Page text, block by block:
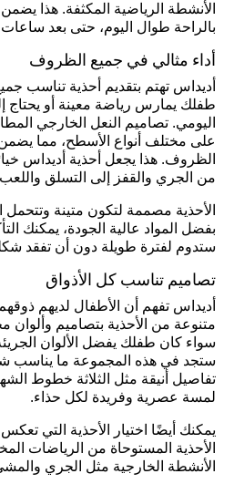
الأنشطة الرياضية المكثفة. هذا
بالراحة طوال اليوم، حتى بعد
أداء مثالي في جميع الظروف
أديداس تهتم بتقديم أحذية تناسب
طفلك يمارس رياضة معينة أو يحتاج
اليومي. تصاميم النعل الخارجي
على مختلف أنواع الأسطح، مما
الظروف. هذا يجعل أحذية أديداس
من الجري والقفز إلى التسلق
الأحذية مصممة لتكون متينة وتتحمل
بفضل المواد عالية الجودة، يمكنك
ستدوم لفترة طويلة دون أن تفقد
تصاميم تناسب كل الأذواق
أديداس تفهم أن الأطفال لديهم
متنوعة من الأحذية بتصاميم وألوان
سواء كان طفلك يفضل الألوان الجريئة
ستجد في هذه المجموعة ما يناسب
تفاصيل أنيقة مثل الثلاثة خطوط
لمسة عصرية وفريدة لكل حذاء.
يمكنك أيضًا اختيار الأحذية التي
الأحذية المستوحاة من الرياضات
الأنشطة الخارجية مثل الجري